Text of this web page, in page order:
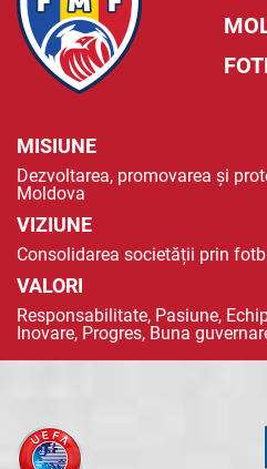
MISIUNE
Dezvoltarea, promovarea și
Moldova
VIZIUNE
Consolidarea societății prin
VALORI
Responsabilitate, Pasiune,
Inovare, Progres, Buna